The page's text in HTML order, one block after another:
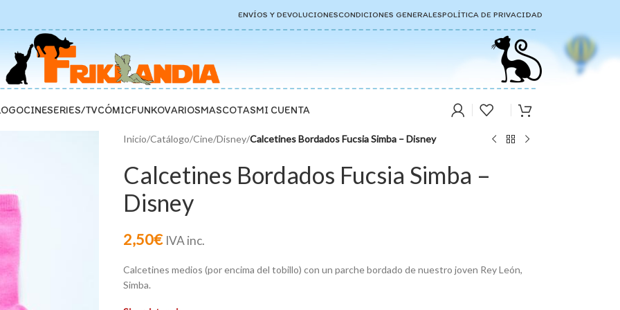
ENVÍOS Y DEVOLUCIONESCONDICIONES GENERALESPOLÍTICA DE PRIVACIDAD
CINESERIES/TVCÓMICFUNKOVARIOSMASCOTASMI CUENTA
Inicio/Catálogo/Cine/Disney/Calcetines Bordados Fucsia Simba – Disney
Calcetines Bordados Fucsia Simba –
Disney
2,50€ IVA inc.
Calcetines medios (por encima del tobillo) con un parche bordado de nuestro joven Rey León,
Simba.